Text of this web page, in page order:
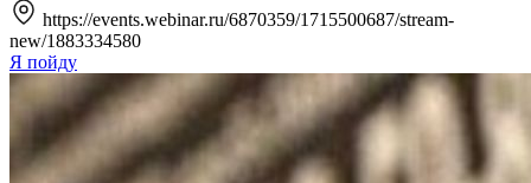
https://events.webinar.ru/6870359/1715500687/stream-
new/1883334580
Я пойду